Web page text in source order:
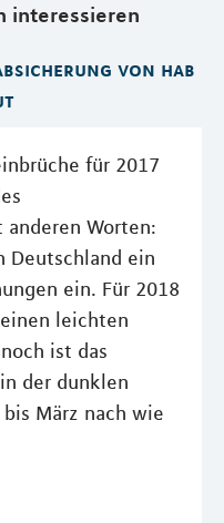
interessieren
von hab
für 2017
Worten:
ein
ein. Für 2018
leichten
ist das
der dunklen
März nach wie